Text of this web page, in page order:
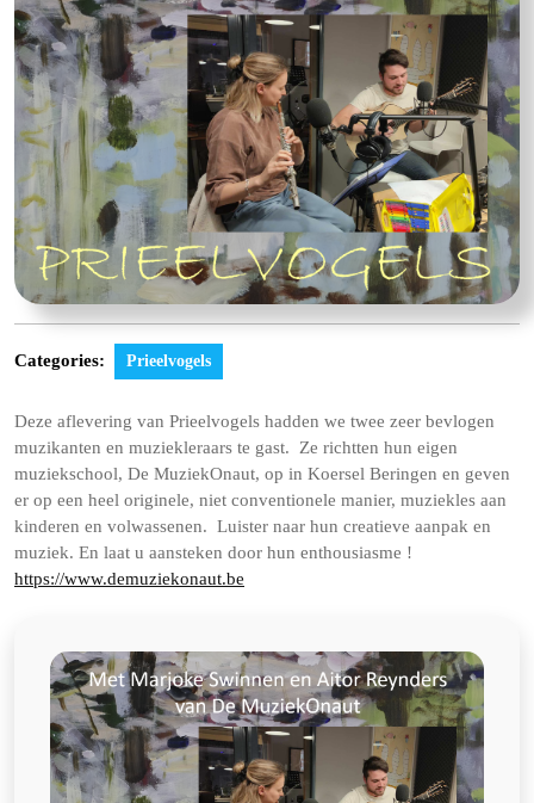
Categories: Prieelvogels
Deze aflevering van Prieelvogels hadden we twee zeer bevlogen
muzikanten en muziekleraars te gast. Ze richtten hun eigen
muziekschool, De MuziekOnaut, op in Koersel Beringen en geven
er op een heel originele, niet conventionele manier, muziekles aan
kinderen en volwassenen. Luister naar hun creatieve aanpak en
muziek. En laat u aansteken door hun enthousiasme !
https://www.demuziekonaut.be